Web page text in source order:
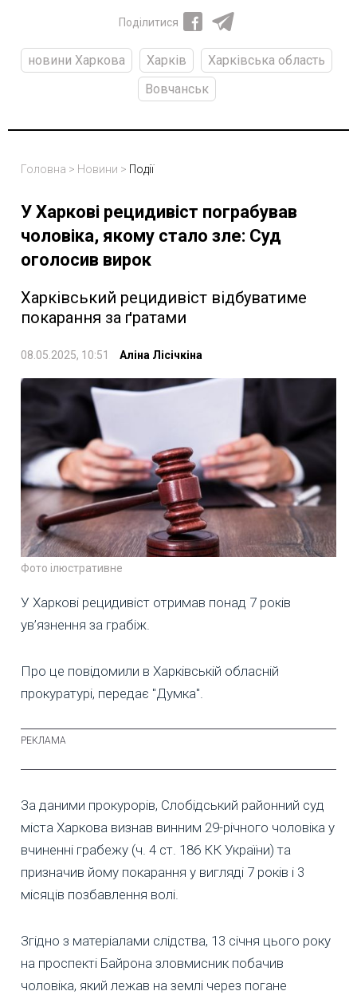
Поділитися
новини Харкова Харків
Харківська область
Вовчанськ
Головна > Новини > Події
У Харкові рецидивіст пограбував
чоловіка, якому стало зле: Суд
оголосив вирок
Харківський рецидивіст відбуватиме
покарання за ґратами
08.05.2025, 10:51 Аліна Лісічкіна
Фото ілюстративне
У Харкові рецидивіст отримав понад 7 років
ув’язнення за грабіж.
Про це повідомили в Харківській обласній
прокуратурі, передає "Думка".
За даними прокурорів, Слобідський районний суд
міста Харкова визнав винним 29-річного чоловіка у
вчиненні грабежу (ч. 4 ст. 186 КК України) та
призначив йому покарання у вигляді 7 років і 3
місяців позбавлення волі.
Згідно з матеріалами слідства, 13 січня цього року
на проспекті Байрона зловмисник побачив
чоловіка, який лежав на землі через погане